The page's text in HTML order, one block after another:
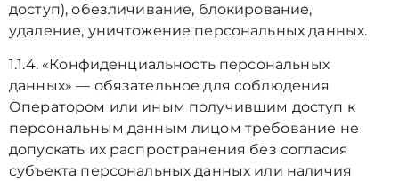
доступ), обезличивание, блокирование,
удаление, уничтожение персональных данных.
1.1.4. «Конфиденциальность персональных
данных» — обязательное для соблюдения
Оператором или иным получившим доступ к
персональным данным лицом требование не
допускать их распространения без согласия
субъекта персональных данных или наличия